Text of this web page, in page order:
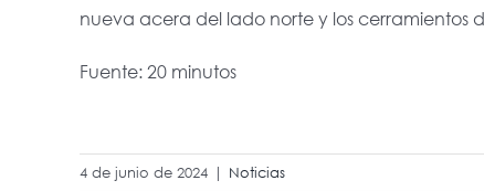
nueva acera del lado norte y los cerramientos
Fuente: 20 minutos
4 de junio de 2024 | Noticias